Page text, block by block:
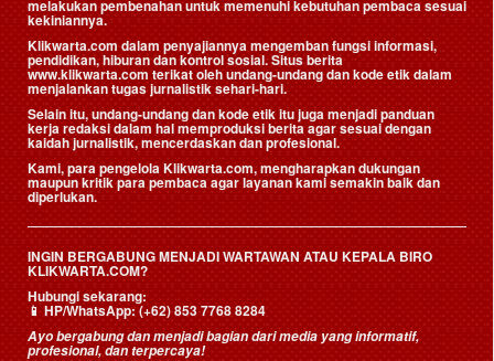
melakukan pembenahan untuk memenuhi kebutuhan pembaca sesuai
kekiniannya.
Klikwarta.com dalam penyajiannya mengemban fungsi informasi,
pendidikan, hiburan dan kontrol sosial. Situs berita
www.klikwarta.com terikat oleh undang-undang dan kode etik dalam
menjalankan tugas jurnalistik sehari-hari.
Selain itu, undang-undang dan kode etik itu juga menjadi panduan
kerja redaksi dalam hal memproduksi berita agar sesuai dengan
kaidah jurnalistik, mencerdaskan dan profesional.
Kami, para pengelola Klikwarta.com, mengharapkan dukungan
maupun kritik para pembaca agar layanan kami semakin baik dan
diperlukan.
INGIN BERGABUNG MENJADI WARTAWAN ATAU KEPALA BIRO
KLIKWARTA.COM?
Hubungi sekarang:
📱HP/WhatsApp:(+62) 853 7768 8284
Ayo bergabung dan menjadi bagian dari media yang informatif,
profesional, dan terpercaya!